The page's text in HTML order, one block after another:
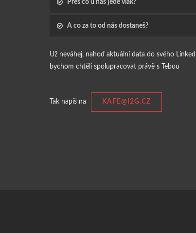
Přes co u nás jede vlak?
A co za to od nás dostaneš?
Už neváhej, nahoď aktuální data do svého
bychom chtěli spolupracovat právě s Tebou
Tak napiš na KAFE@I2G.CZ